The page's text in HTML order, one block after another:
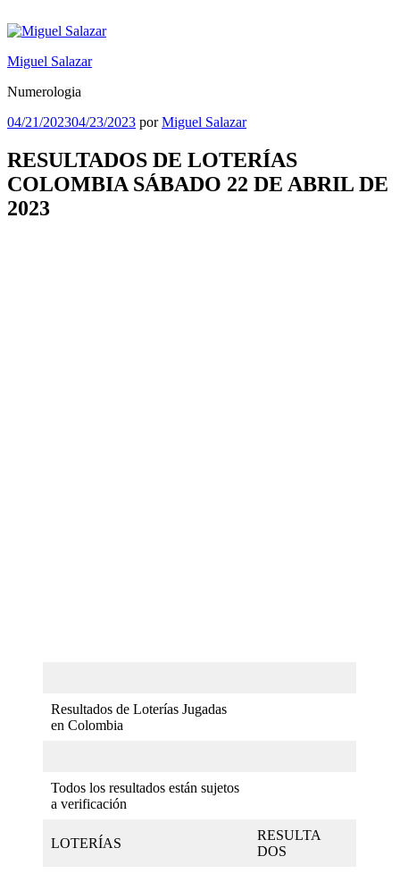
al
Miguel Salazar
Numerologia
Publicado
04/21/202304/23/2023 porMiguel Salazar
RESULTADOS DE LOTERÍAS
COLOMBIA SÁBADO 22 DE ABRIL DE
2023
Resultados de Loterías Jugadas
en Colombia
Todos los resultados están sujetos
a verificación
LOTERÍAS
RESULTA
DOS